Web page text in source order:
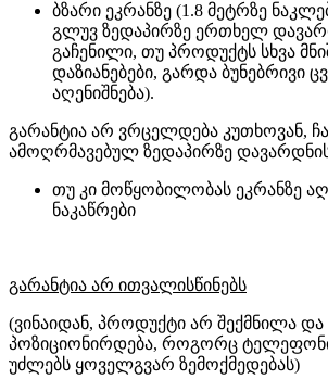
ბზარი ეკრანზე (1.8 მეტრზე
გლუვ ზედაპირზე ერთხელ
გაჩენილი, თუ პროდუქტს სხვა
დაზიანებები, გარდა ბუნებრივი
აღენიშნება).
გარანტია არ ვრცელდება კუთხოვან,
ამოღრმავებულ ზედაპირზე დავარდნის
თუ კი მოწყობილობას ეკრანზე
ნაკაწრები
გარანტია არ ითვალისწინებს
(ვინაიდან, პროდუქტი არ შექმნილა და
პოზიციონირდება, როგორც
უძლებს ყოველგვარ ზემოქმედებას)